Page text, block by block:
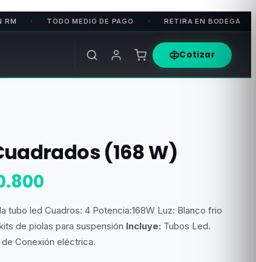
TODO MEDIO DE PAGO • RETIRA EN BODEGA •
Cotizar
(168 W)
precio
actual
es:
tubo led Cuadros: 4 Potencia:168W Luz: Blanco frio
de piolas para suspensión Incluye: Tubos Led.
Conexión eléctrica.